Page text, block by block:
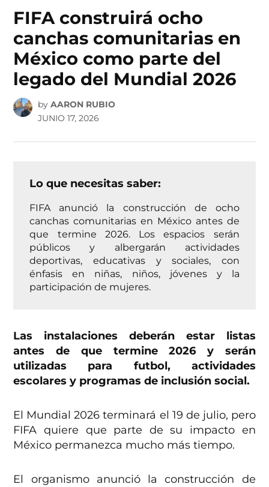
FIFA construirá ocho
canchas comunitarias en
México como parte del
legado del Mundial 2026
by AARON RUBIO
JUNIO 17, 2026
Lo que necesitas saber:
FIFA anunció la construcción de ocho
canchas comunitarias en México antes de
que termine 2026. Los espacios serán
públicos y albergarán actividades
deportivas, educativas y sociales, con
énfasis en niñas, niños, jóvenes y la
participación de mujeres.
Las instalaciones deberán estar listas
antes de que termine 2026 y serán
utilizadas para futbol, actividades
escolares y programas de inclusión social.
El Mundial 2026 terminará el 19 de julio, pero
FIFA quiere que parte de su impacto en
México permanezca mucho más tiempo.
El organismo anunció la construcción de